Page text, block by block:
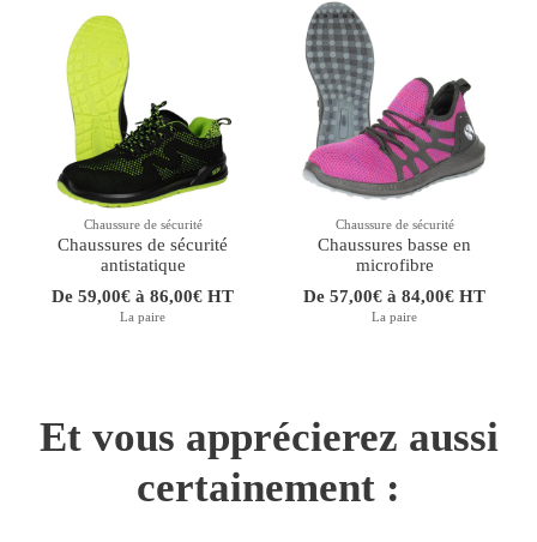
Chaussure de sécurité
Chaussures de sécurité
antistatique
De 59,00€ à 86,00€ HT
La paire
Chaussure de sécurité
Chaussures basse en
microfibre
De 57,00€ à 84,00€ HT
La paire
Et vous apprécierez aussi
certainement :